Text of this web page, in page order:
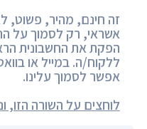
זה חינם, מהיר, פשוט,
אשראי, רק לסמוך על
הפקת את החשבונית
ללקוח/ה. במייל או
אפשר לסמוך עלינו.
לוחצים על השורה הזו,